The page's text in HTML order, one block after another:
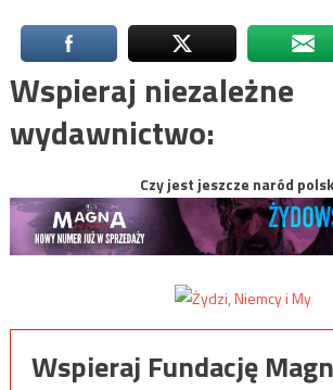
Wspieraj niezależne
wydawnictwo:
Czy jest jeszcze naród
Wspieraj Fundację